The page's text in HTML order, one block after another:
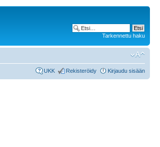
Tarkennettu haku
UKK Rekisteröidy Kirjaudu sisään